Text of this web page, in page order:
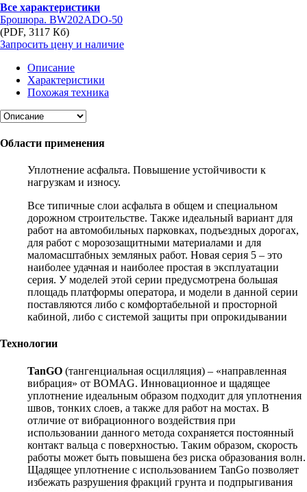
Все характеристики
Брошюра. BW202ADO-50
(PDF, 3117 Кб)
Запросить цену и наличие
Описание
Характеристики
Похожая техника
Области применения
Уплотнение асфальта. Повышение устойчивости к
нагрузкам и износу.
Все типичные слои асфальта в общем и специальном
дорожном строительстве. Также идеальный вариант для
работ на автомобильных парковках, подъездных дорогах,
для работ с морозозащитными материалами и для
маломасштабных земляных работ. Новая серия 5 – это
наиболее удачная и наиболее простая в эксплуатации
серия. У моделей этой серии предусмотрена большая
площадь платформы оператора, и модели в данной серии
поставляются либо с комфортабельной и просторной
кабиной, либо с системой защиты при опрокидывании
Технологии
TanGO (тангенциальная осцилляция) – «направленная
вибрация» от BOMAG. Инновационное и щадящее
уплотнение идеальным образом подходит для уплотнения
швов, тонких слоев, а также для работ на мостах. В
отличие от вибрационного воздействия при
использовании данного метода сохраняется постоянный
контакт вальца с поверхностью. Таким образом, скорость
работы может быть повышена без риска образования волн.
Щадящее уплотнение с использованием TanGo позволяет
избежать разрушения фракций грунта и подпрыгивания